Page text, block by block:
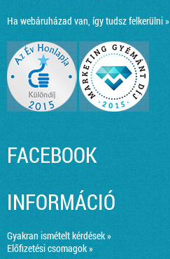
Ha webáruházad van, így tudsz felkerülni »
FACEBOOK
INFORMÁCIÓ
Gyakran ismételt kérdések »
Előfizetési csomagok »